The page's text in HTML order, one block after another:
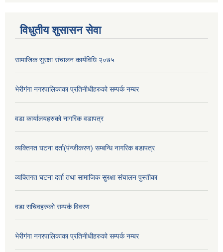
विधुतीय शुसासन सेवा
सामाजिक सुरक्षा संचालन कार्यविधि २०७५
भेरीगंगा नगरपालिकाका प्रतिनीधीहरुको सम्पर्क नम्बर
वडा कार्यालयहरुको नागरिक वडापत्र
व्यक्तिगत घटना दर्ता(पंन्जीकरण) सम्बन्धि नागरिक बडापत्र
व्यक्तिगत घटना दर्ता तथा सामाजिक सुरक्षा संचालन पुस्तीका
वडा सचिवहरुको सम्पर्क विवरण
भेरीगंगा नगरपालिकाका प्रतिनीधीहरुको सम्पर्क नम्बर